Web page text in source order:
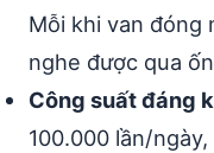
Mỗi khi van đóng
nghe được qua
Công suất đáng
100.000 lần/